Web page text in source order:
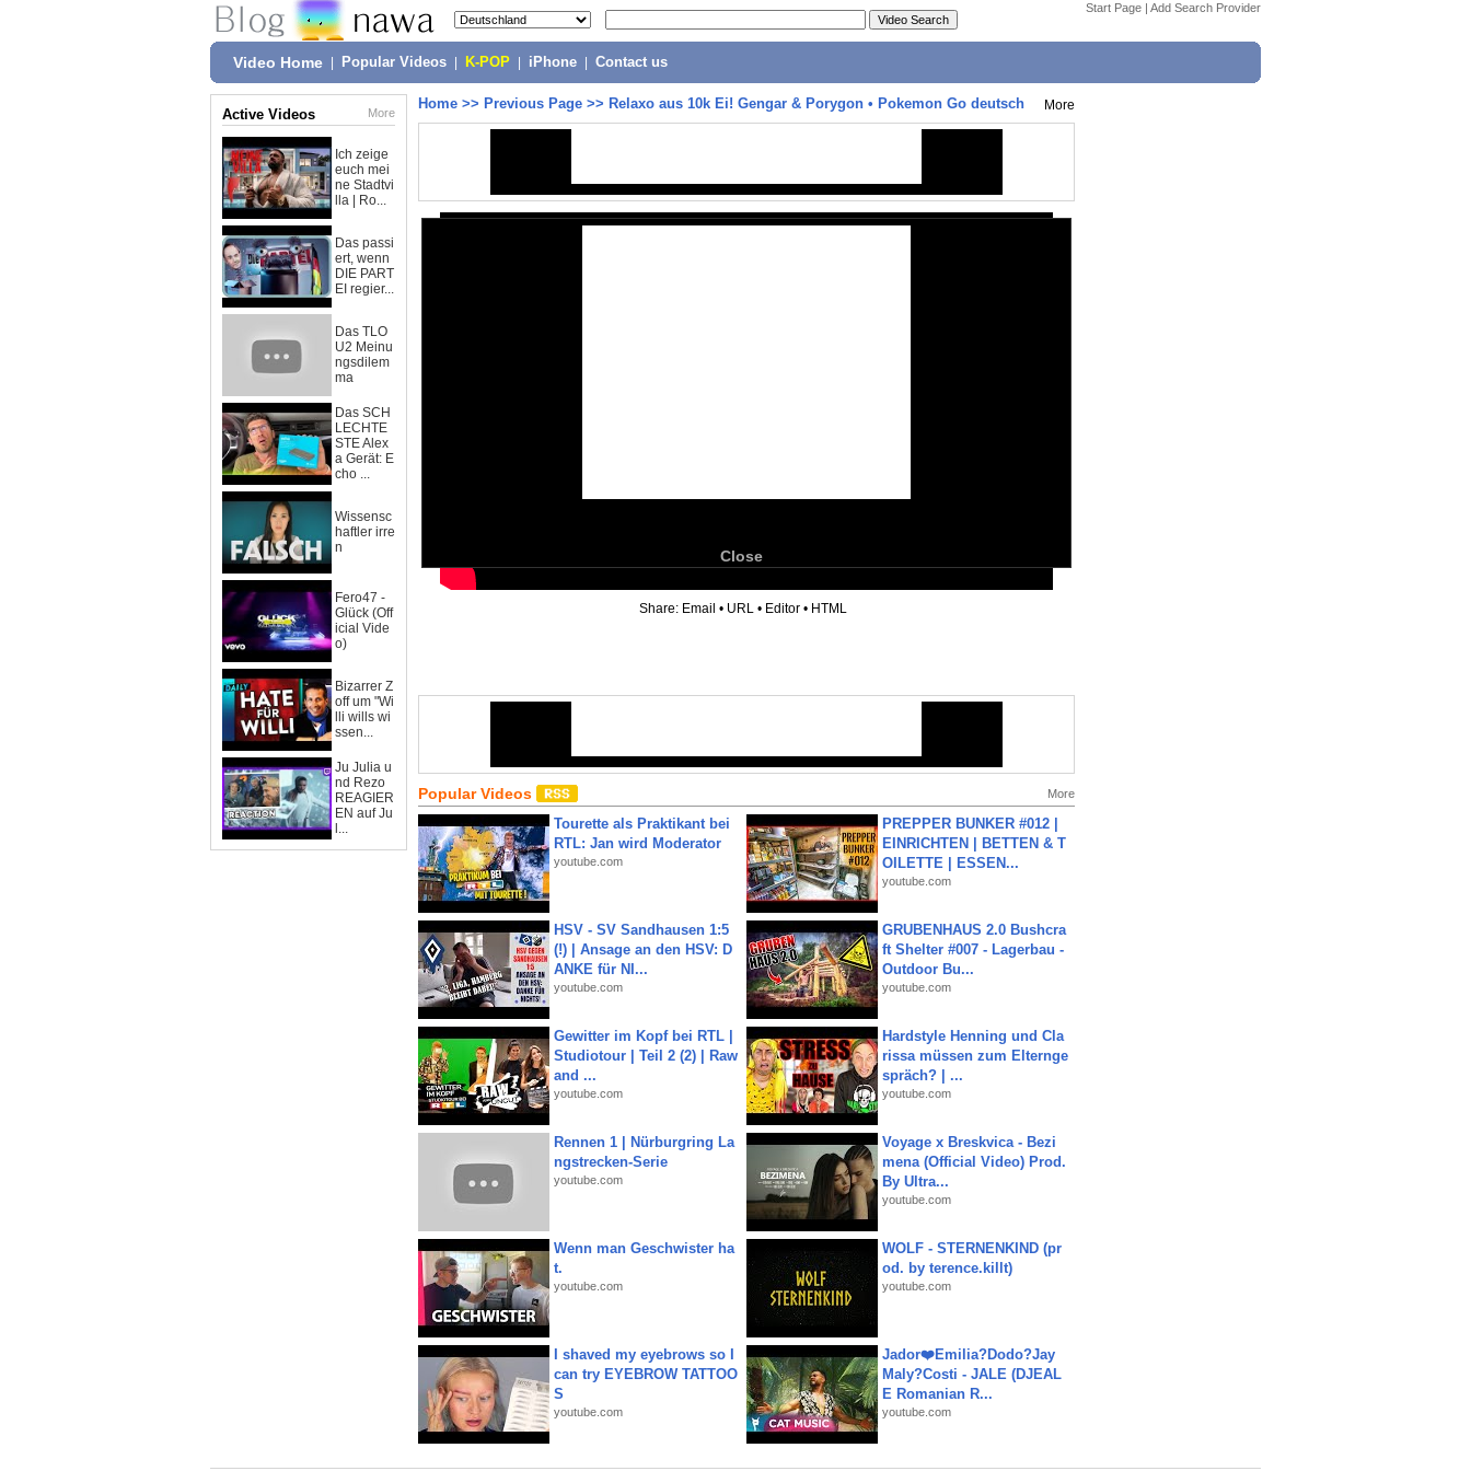
Start Page | Add Search Provider
Video Home Popular Videos K-POP iPhone Contact us
Active Videos More
Ich zeige
euch mei
ne Stadtvi
lla | Ro...
Das passi
ert, wenn
DIE PART
EI regier...
Das TLO
U2 Meinu
ngsdilem
ma
Das SCH
LECHTE
STE Alex
a Gerät: E
cho ...
Wissensc
haftler irre
n
Fero47 -
Glück (Off
icial Vide
o)
Bizarrer Z
off um "Wi
lli wills wi
ssen...
Ju Julia u
nd Rezo
REAGIER
EN auf Ju
l...
Home >> Previous Page >> Relaxo aus 10k Ei! Gengar & Porygon • Pokemon Go deutsch More
Close
Share: Email • URL • Editor • HTML
Popular Videos More
Tourette als Praktikant bei
RTL: Jan wird Moderator
youtube.com
PREPPER BUNKER #012 |
EINRICHTEN | BETTEN & T
OILETTE | ESSEN...
youtube.com
HSV - SV Sandhausen 1:5
(!) | Ansage an den HSV: D
ANKE für NI...
youtube.com
GRUBENHAUS 2.0 Bushcra
ft Shelter #007 - Lagerbau -
Outdoor Bu...
youtube.com
Gewitter im Kopf bei RTL |
Studiotour | Teil 2 (2) | Raw
and ...
youtube.com
Hardstyle Henning und Cla
rissa müssen zum Elternge
spräch? | ...
youtube.com
Rennen 1 | Nürburgring La
ngstrecken-Serie
youtube.com
Voyage x Breskvica - Bezi
mena (Official Video) Prod.
By Ultra...
youtube.com
Wenn man Geschwister ha
t.
youtube.com
WOLF - STERNENKIND (pr
od. by terence.killt)
youtube.com
I shaved my eyebrows so I
can try EYEBROW TATTOO
S
youtube.com
Jador❤️Emilia?Dodo?Jay
Maly?Costi - JALE (DJEAL
E Romanian R...
youtube.com